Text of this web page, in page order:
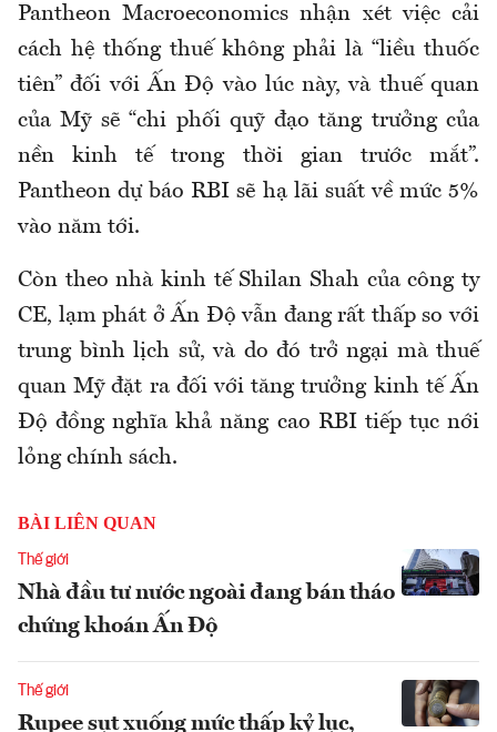
Pantheon Macroeconomics nhận xét việc cải
cách hệ thống thuế không phải là “liều thuốc
tiên” đối với Ấn Độ vào lúc này, và thuế quan
của Mỹ sẽ “chi phối quỹ đạo tăng trưởng của
nền kinh tế trong thời gian trước mắt”.
Pantheon dự báo RBI sẽ hạ lãi suất về mức 5%
vào năm tới.
Còn theo nhà kinh tế Shilan Shah của công ty
CE, lạm phát ở Ấn Độ vẫn đang rất thấp so với
trung bình lịch sử, và do đó trở ngại mà thuế
quan Mỹ đặt ra đối với tăng trưởng kinh tế Ấn
Độ đồng nghĩa khả năng cao RBI tiếp tục nới
lỏng chính sách.
BÀI LIÊN QUAN
Thế giới
Nhà đầu tư nước ngoài đang bán tháo
chứng khoán Ấn Độ
Thế giới
Rupee sụt xuống mức thấp kỷ lục,